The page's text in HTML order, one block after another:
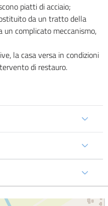
piatti di acciaio;
da un tratto della
un complicato meccanismo,
la casa versa in condizioni
di restauro.